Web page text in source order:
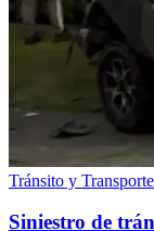
Tránsito y Transporte
Siniestro de